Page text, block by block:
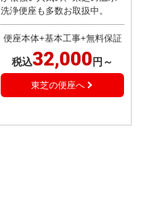
洗浄便座も多数お取扱中。
便座本体+基本工事+無料保証
税込32,000 円～
東芝の便座へ